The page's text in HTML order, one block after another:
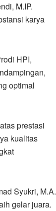
M.IP.
karya
HPI,
optimal
prestasi
kualitas
Syukri, M.A.
gelar juara.